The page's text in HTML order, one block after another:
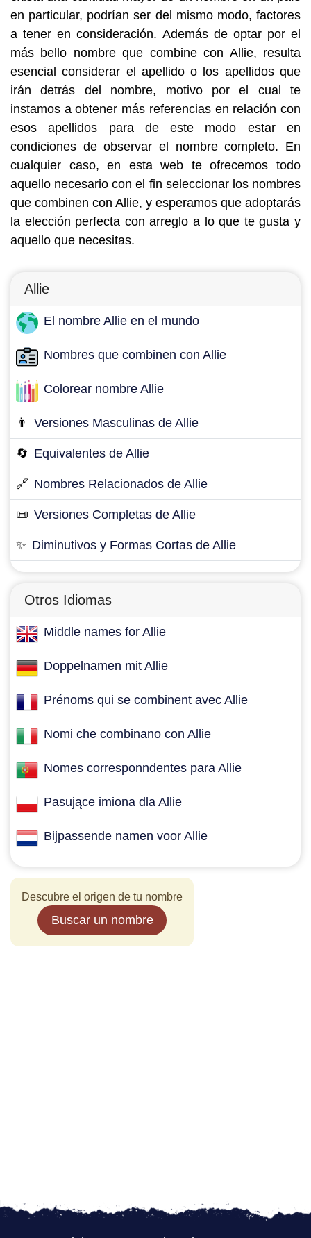
en particular, podrían ser del mismo modo, factores
a tener en consideración. Además de optar por el
más bello nombre que combine con Allie, resulta
esencial considerar el apellido o los apellidos que
irán detrás del nombre, motivo por el cual te
instamos a obtener más referencias en relación con
esos apellidos para de este modo estar en
condiciones de observar el nombre completo. En
cualquier caso, en esta web te ofrecemos todo
aquello necesario con el fin seleccionar los nombres
que combinen con Allie, y esperamos que adoptarás
la elección perfecta con arreglo a lo que te gusta y
aquello que necesitas.
Allie
El nombre Allie en el mundo
Nombres que combinen con Allie
Colorear nombre Allie
👨 Versiones Masculinas de Allie
🔄 Equivalentes de Allie
🔗 Nombres Relacionados de Allie
📜 Versiones Completas de Allie
✨ Diminutivos y Formas Cortas de Allie
Otros Idiomas
Middle names for Allie
Doppelnamen mit Allie
Prénoms qui se combinent avec Allie
Nomi che combinano con Allie
Nomes corresponndentes para Allie
Pasujące imiona dla Allie
Bijpassende namen voor Allie
Descubre el origen de tu nombre
Buscar un nombre